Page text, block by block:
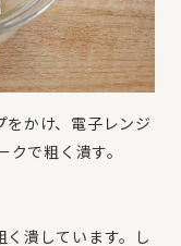
かけ、電子レンジ
クで粗く潰す。
潰しています。し